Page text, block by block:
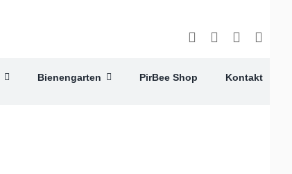
Bienengarten PirBee Shop Kontakt